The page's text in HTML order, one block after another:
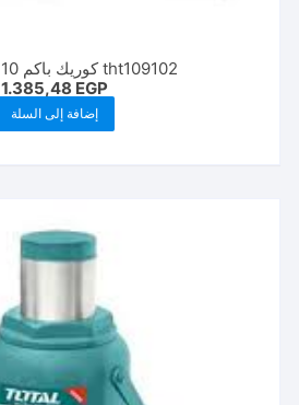
tht109102 كوريك باكم 10 طن توتال
1.385,48 EGP
إضافة إلى السلة